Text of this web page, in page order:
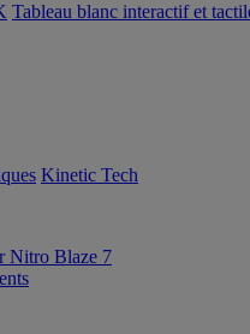
Tableau blanc interactif et
Kinetic Tech
Nitro Blaze 7